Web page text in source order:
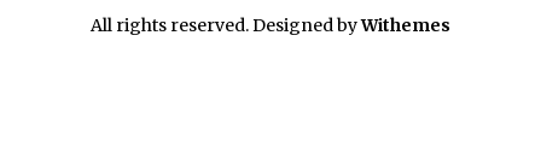
All rights reserved. Designed byWithemes